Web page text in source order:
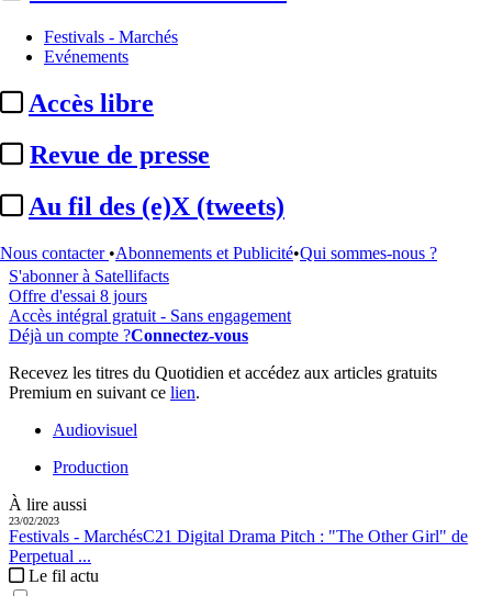
Festivals - Marchés
Evénements
Accès libre
Revue de presse
Au fil des (e)X (tweets)
Nous contacter •Abonnements et Publicité•Qui sommes-nous ?
...
Cet article est réservé à nos abonnés
Pour accéder à cet article, à l'ensemble du site, découvrez nos
S'abonner à Satellifacts
Offre d'essai 8 jours
Accès intégral gratuit - Sans engagement
Déjà un compte ?Connectez-vous
Recevez les titres du Quotidien et accédez aux articles gratuits
Premium en suivant ce lien.
Audiovisuel
Production
À lire aussi
23/02/2023
Festivals - MarchésC21 Digital Drama Pitch : "The Other Girl" de
Perpetual ...
Le fil actu